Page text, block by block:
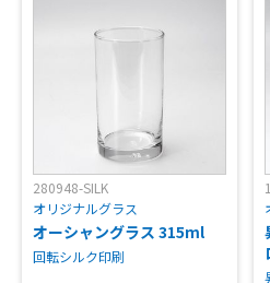
280948-SILK
オリジナルグラス
オーシャングラス 315ml
回転シルク印刷